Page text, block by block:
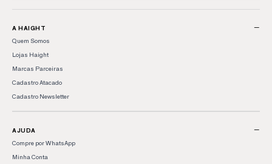
A HAIGHT −
Quem Somos
Lojas Haight
Marcas Parceiras
Cadastro Atacado
Cadastro Newsletter
AJUDA −
Compre por WhatsApp
Minha Conta